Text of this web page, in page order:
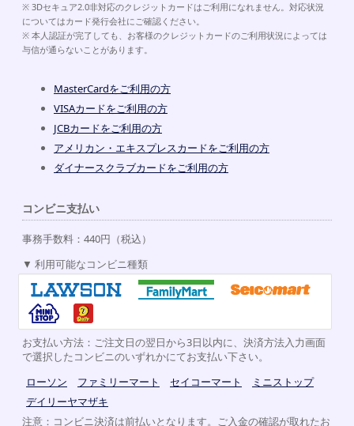
※ 3Dセキュア2.0非対応のクレジットカードはご利用になれません。対応状況
についてはカード発行会社にご確認ください。
※ 本人認証が完了しても、お客様のクレジットカードのご利用状況によっては
与信が通らないことがあります。
MasterCardをご利用の方
VISAカードをご利用の方
JCBカードをご利用の方
アメリカン・エキスプレスカードをご利用の方
ダイナースクラブカードをご利用の方
コンビニ支払い
事務手数料：440円（税込）
利用可能なコンビニ種類
お支払い方法：ご注文日の翌日から3日以内に、決済方法入力画面
で選択したコンビニのいずれかにてお支払い下さい。
ローソン
ファミリーマート セイコーマート
ミニストップ
デイリーヤマザキ
注意：コンビニ決済は前払いとなります。ご入金の確認が取れたお